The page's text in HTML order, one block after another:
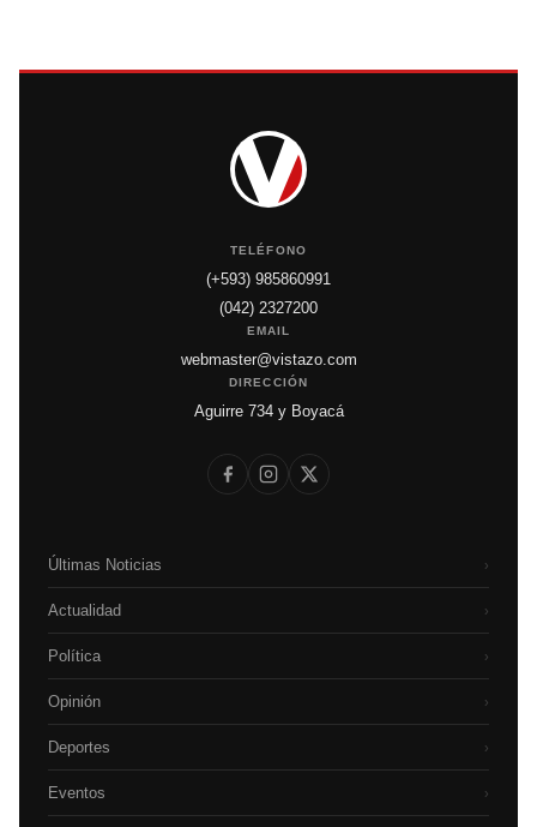
TELÉFONO
(+593) 985860991
(042) 2327200
EMAIL
webmaster@vistazo.com
DIRECCIÓN
Aguirre 734 y Boyacá
Últimas Noticias ›
Actualidad ›
Política ›
Opinión ›
Deportes ›
Eventos ›